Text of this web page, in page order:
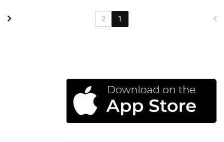
1
2